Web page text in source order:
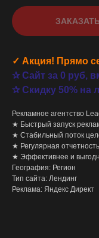
✓ Акция! Прямо
✰ Сайт за 0 руб,
✰ Скидку 50% на
Рекламное агентство
★ Быстрый запуск
★ Стабильный поток
★ Регулярная
★ Эффективнее и
География: Регион
Тип сайта: Лендинг
Реклама: Яндекс Директ